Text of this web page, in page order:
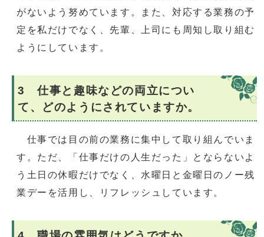
がないよう努めています。また、対応する業務の予
定を私だけでなく、先輩、上司にも周知し取り組む
ようにしています。
3 仕事と趣味などの両立につい
て、どのようにされていますか。
仕事では目の前の業務に集中して取り組んでいま
す。ただ、「仕事だけの人生だった」とならないよ
う土日の休暇だけでなく、水曜日と金曜日のノー残
業デーを活用し、リフレッシュしています。